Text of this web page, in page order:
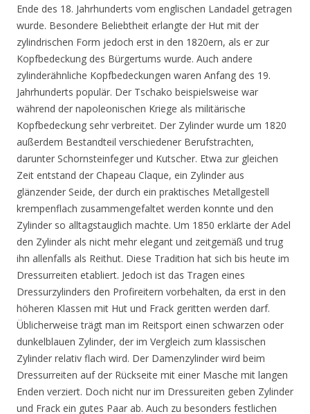
Ende des 18. Jahrhunderts vom englischen Landadel getragen
wurde. Besondere Beliebtheit erlangte der Hut mit der
zylindrischen Form jedoch erst in den 1820ern, als er zur
Kopfbedeckung des Bürgertums wurde. Auch andere
zylinderähnliche Kopfbedeckungen waren Anfang des 19.
Jahrhunderts populär. Der Tschako beispielsweise war
während der napoleonischen Kriege als militärische
Kopfbedeckung sehr verbreitet. Der Zylinder wurde um 1820
außerdem Bestandteil verschiedener Berufstrachten,
darunter Schornsteinfeger und Kutscher. Etwa zur gleichen
Zeit entstand der Chapeau Claque, ein Zylinder aus
glänzender Seide, der durch ein praktisches Metallgestell
krempenflach zusammengefaltet werden konnte und den
Zylinder so alltagstauglich machte. Um 1850 erklärte der Adel
den Zylinder als nicht mehr elegant und zeitgemäß und trug
ihn allenfalls als Reithut. Diese Tradition hat sich bis heute im
Dressurreiten etabliert. Jedoch ist das Tragen eines
Dressurzylinders den Profireitern vorbehalten, da erst in den
höheren Klassen mit Hut und Frack geritten werden darf.
Üblicherweise trägt man im Reitsport einen schwarzen oder
dunkelblauen Zylinder, der im Vergleich zum klassischen
Zylinder relativ flach wird. Der Damenzylinder wird beim
Dressurreiten auf der Rückseite mit einer Masche mit langen
Enden verziert. Doch nicht nur im Dressureiten geben Zylinder
und Frack ein gutes Paar ab. Auch zu besonders festlichen